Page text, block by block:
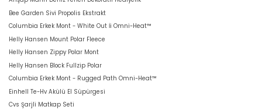
Bee Garden Sivi Propolis Ekstrakt
Columbia Erkek Mont - White Out İi Omni-Heat™
Helly Hansen Mount Polar Fleece
Helly Hansen Zippy Polar Mont
Helly Hansen Block Fullzip Polar
Columbia Erkek Mont - Rugged Path Omni-Heat™
Einhell Te-Hv Akülü El Süpürgesi
Cvs Şarjli Matkap Seti